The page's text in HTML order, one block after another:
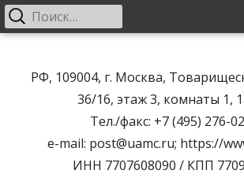
содержимому
РФ, 109004, г. Москва,
36/16, этаж 3, комнаты 1,
Тел./факс: +7 (495) 276-
e-mail: post@uamc.ru; https://
ИНН 7707608090 / КПП
Основное
Найти: